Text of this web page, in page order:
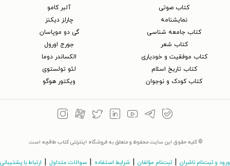
کتاب‌ صوتی
نمایشنامه
کتاب جامعه شناسی
کتاب شعر
کتاب موفقیت و خودیاری
کتاب تاریخ اسلام
کتاب کودک و نوجوان
آلبر کامو
چارلز دیکنز
گی دو موپاسان
جورج اورول
الکساندر دوما
لئو تولستوی
ویکتور هوگو
© کلیه حقوق این سایت محفوظ و متعلق به فروشگاه اینترنتی کتاب طاقچه است.
ورود و ثبت‌نام ناشران ثبت‌نام مؤلفان شرایط استفاده سوالات متداول ارتباط با پشتیبانی